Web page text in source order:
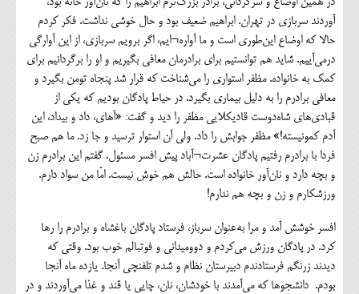
آوردند سربازی در تهران. ابراهیم ضعیف بود و حال خوشی نداشت. فکر کردم
حالا که اوضاع این‌طوری است و ما آواره¬ایم، اگر برویم سربازی، از این آوارگی
درمی‌آییم. شاید هم توانستیم برای برادرمان معافی بگیریم و او را برگردانیم برای
کمک به خانواده. مظفر استواری را می‌شناخت که قرار شد پنجاه تومن بگیرد و
معافی برادرم را به‌ دلیل بیماری بگیرد. در حیاط پادگان بودیم که یکی از
قبادی‌های شاه‌دوست قادیکلایی مظفر را دید و گفت: «آهای، داد و بیداد، این
آدم کمونیسته!» مظفر جوابش را داد. ولی آن استوار ترسید و جا زد. ما هم صبح
فردا با برادرم رفتیم پادگان عشرت¬آباد پیش افسر مسئول. گفتم این برادرم زن
و بچه دارد و نان‌آور خانواده است. حالش هم خوش نیست. امّا من سواد دارم.
ورزشکارم و زن و بچه هم ندارم!
افسر خوشش آمد و مرا به‌عنوان سرباز، فرستاد پادگان باغشاه و برادرم را رها
کرد. در پادگان ورزش می‌کردم و دوومیدانی و فوتبالم خوب بود. وقتی که
دیدند زرنگم فرستادندم دبیرستان نظام و شدم تلفنچی آنجا. یازده ماه آنجا
بودم. دانشجوها که می‌آمدند با خودشان، نان، چایی یا قند و غذا می‌آوردند و در